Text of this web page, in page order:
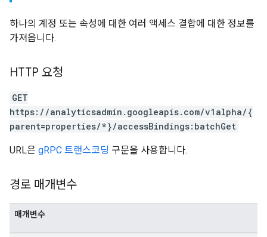
하나의 계정 또는 속성에 대한 여러 액세스 결합에 대한 정보를
가져옵니다.
HTTP 요청
GET
https://analyticsadmin.googleapis.com/v1alpha/{
parent=properties/*}/accessBindings:batchGet
URL은 gRPC 트랜스코딩 구문을 사용합니다.
경로 매개변수
매개변수